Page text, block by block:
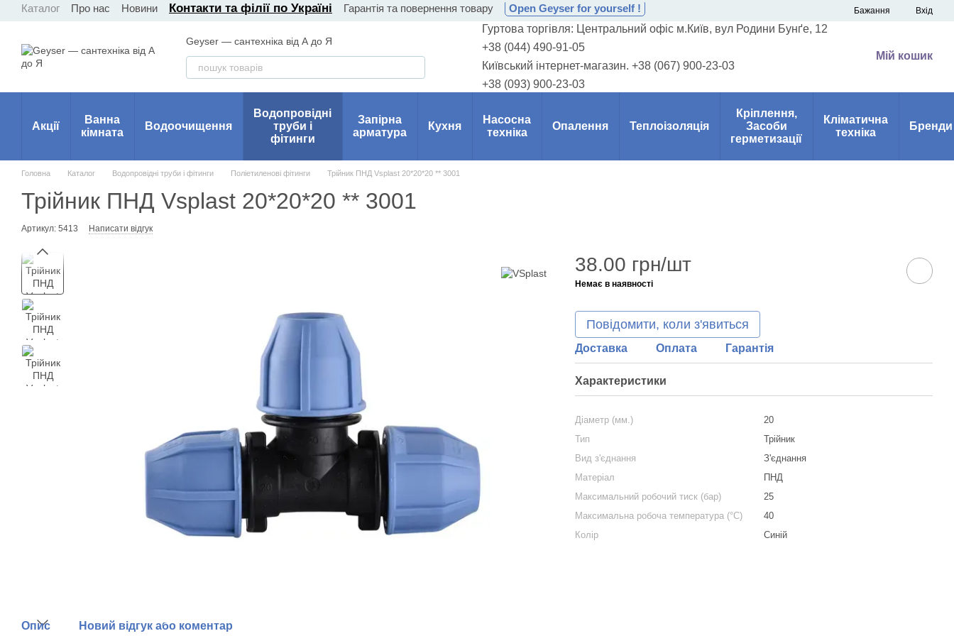
Перейти до основного контенту
Каталог Про нас Новини Контакти та філії по Україні Гарантія та повернення товару Open Geyser for yourself ! Бажання Вхід
Geyser — сантехніка від А до Я
Гуртова торгівля: Центральний офіс м.Київ, вул Родини Бунґе, 12
+38 (044) 490-91-05
Київський інтернет-магазин. +38 (067) 900-23-03
+38 (093) 900-23-03
Мій кошик
Акції
Ванна
кімната
Водоочищення
Водопровідні
труби і
фітинги
Запірна
арматура
Кухня
Насосна
техніка
Опалення Теплоізоляція
Кріплення,
Засоби
герметизації
Кліматична
техніка
Бренди
Головна Каталог Водопровідні труби і фітинги Поліетиленові фітинги Трійник ПНД Vsplast 20*20*20 ** 3001
Трійник ПНД Vsplast 20*20*20 ** 3001
Артикул: 5413 Написати відгук
Опис Новий відгук або коментар
38.00 грн/шт
Немає в наявності
Повідомити, коли з'явиться
Доставка Оплата Гарантія
Характеристики
Діаметр (мм.)
20
Тип
Трійник
Вид з'єднання
З'єднання
Матеріал
ПНД
Максимальний робочий тиск (бар)
25
Максимальна робоча температура (°С)
40
Колір
Синій